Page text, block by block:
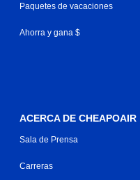
Paquetes de vacaciones
Ahorra y gana $
ACERCA DE CHEAPOAIR
Sala de Prensa
Carreras